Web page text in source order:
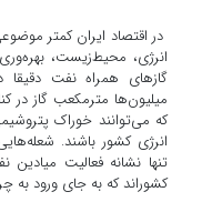
در اقتصاد ایران کمتر
انرژی، محیط‌زیست،
گازهای همراه نفت
میلیون‌ها مترمکعب گاز در
که می‌توانند خوراک
انرژی کشور باشند.
تنها نشانه فعالیت میادین
کشور‌اند که به جای ورود به